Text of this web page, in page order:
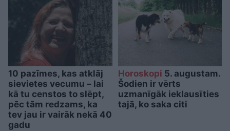
10 pazīmes, kas atklāj
sievietes vecumu – lai
kā tu censtos to slēpt,
pēc tām redzams, ka
tev jau ir vairāk nekā 40
gadu
Horoskopi 5. augustam.
Šodien ir vērts
uzmanīgāk ieklausīties
tajā, ko saka citi